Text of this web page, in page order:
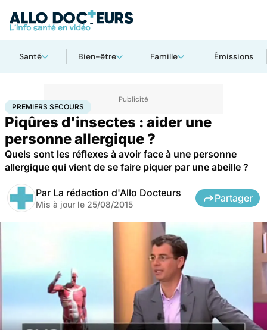
Santé Bien-être Famille Émissions
AccueilBien-êtreAnimaux Premiers secours
PREMIERS SECOURS
Piqûres d'insectes : aider une
personne allergique ?
Quels sont les réflexes à avoir face à une personne
allergique qui vient de se faire piquer par une abeille ?
Par La rédaction d'Allo Docteurs
Mis à jour le 25/08/2015
Partager